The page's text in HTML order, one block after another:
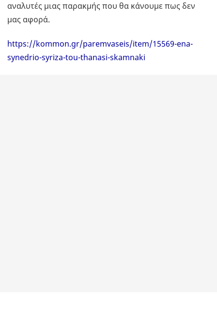
αναλυτές μιας παρακμής που θα κάνουμε πως δεν
μας αφορά.
https://kommon.gr/paremvaseis/item/15569-ena-
synedrio-syriza-tou-thanasi-skamnaki